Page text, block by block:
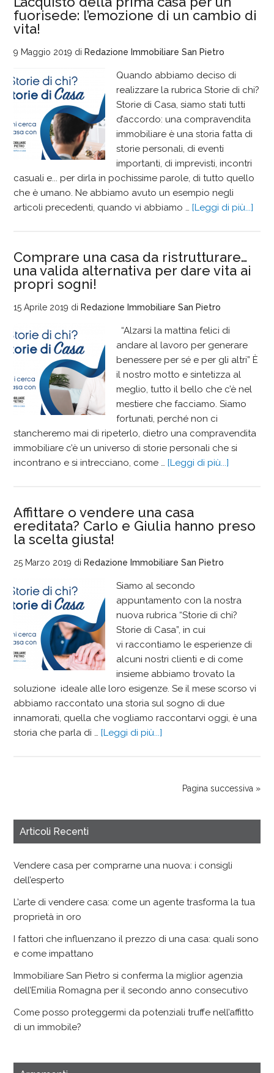
fuorisede: l’emozione di un cambio di
vita!
9 Maggio 2019 di Redazione Immobiliare San Pietro
Quando abbiamo deciso di
realizzare la rubrica Storie di chi?
Storie di Casa, siamo stati tutti
d’accordo: una compravendita
immobiliare è una storia fatta di
storie personali, di eventi
importanti, di imprevisti, incontri
casuali e... per dirla in pochissime parole, di tutto quello
che è umano. Ne abbiamo avuto un esempio negli
articoli precedenti, quando vi abbiamo …[Leggi di più...]
Comprare una casa da ristrutturare…
una valida alternativa per dare vita ai
propri sogni!
15 Aprile 2019 di Redazione Immobiliare San Pietro
“Alzarsi la mattina felici di
andare al lavoro per generare
benessere per sé e per gli altri” È
il nostro motto e sintetizza al
meglio, tutto il bello che c’è nel
mestiere che facciamo. Siamo
fortunati, perché non ci
stancheremo mai di ripeterlo, dietro una compravendita
immobiliare c’è un universo di storie personali che si
incontrano e si intrecciano, come …[Leggi di più...]
Affittare o vendere una casa
ereditata? Carlo e Giulia hanno preso
la scelta giusta!
25 Marzo 2019 di Redazione Immobiliare San Pietro
Siamo al secondo
appuntamento con la nostra
nuova rubrica “Storie di chi?
Storie di Casa”, in cui
vi raccontiamo le esperienze di
alcuni nostri clienti e di come
insieme abbiamo trovato la
soluzione ideale alle loro esigenze. Se il mese scorso vi
abbiamo raccontato una storia sul sogno di due
innamorati, quella che vogliamo raccontarvi oggi, è una
storia che parla di …[Leggi di più...]
Pagina successiva »
Articoli Recenti
Vendere casa per comprarne una nuova: i consigli
dell’esperto
L’arte di vendere casa: come un agente trasforma la tua
proprietà in oro
I fattori che influenzano il prezzo di una casa: quali sono
e come impattano
Immobiliare San Pietro si conferma la miglior agenzia
dell’Emilia Romagna per il secondo anno consecutivo
Come posso proteggermi da potenziali truffe nell’affitto
di un immobile?